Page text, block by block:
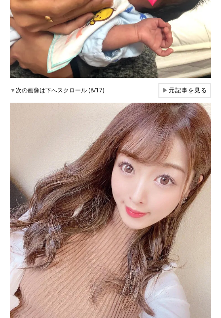
▼次の画像は下へスクロール (8/17) ▶元記事を見る